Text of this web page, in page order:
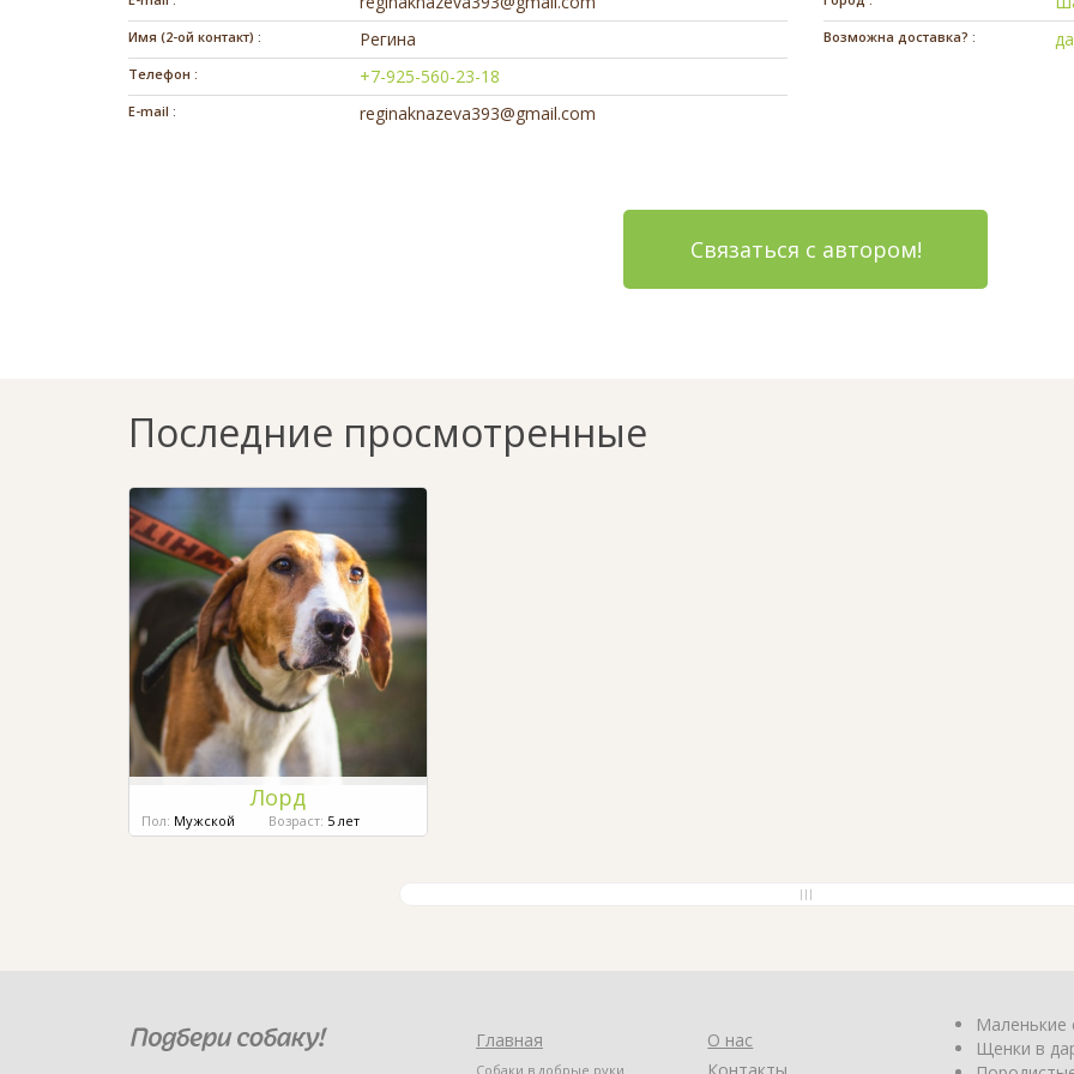
Имя (2-ой контакт) : Регина
Телефон : +7-925-560-23-18
E-mail : reginaknazeva393@gmail.com
Возможна доставка? : да
Связаться с автором!
Последние просмотренные
Лорд
Пол: Мужской Возраст: 5 лет
Главная
Собаки в добрые руки
О нас
Маленькие
Щенки в